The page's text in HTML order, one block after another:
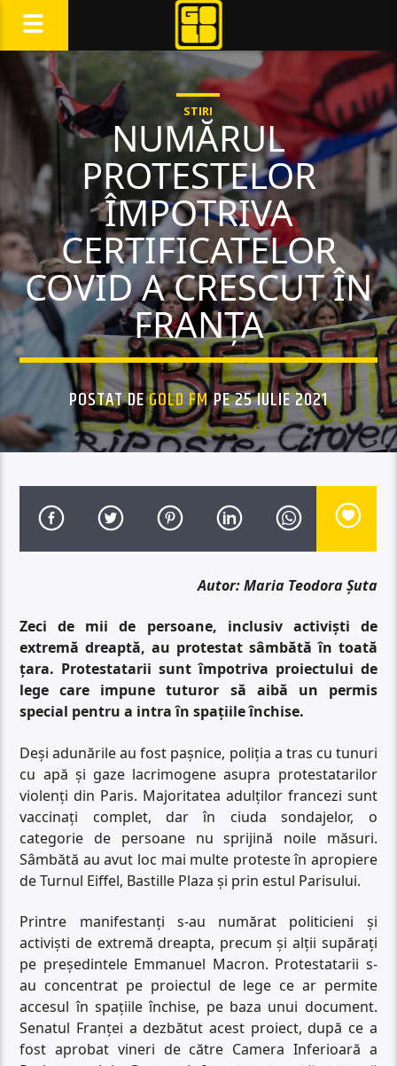
STIRI
NUMĂRUL
PROTESTELOR
ÎMPOTRIVA
CERTIFICATELOR
COVID A CRESCUT ÎN
FRANȚA
POSTAT DEGOLD FMPE 25 IULIE 2021
Autor: Maria Teodora Șuta
Zeci de mii de persoane, inclusiv activiști de
extremă dreaptă, au protestat sâmbătă în toată
țara. Protestatarii sunt împotriva proiectului de
lege care impune tuturor să aibă un permis
special pentru a intra în spațiile închise.
Deși adunările au fost pașnice, poliția a tras cu tunuri
cu apă și gaze lacrimogene asupra protestatarilor
violenți din Paris. Majoritatea adulților francezi sunt
vaccinați complet, dar în ciuda sondajelor, o
categorie de persoane nu sprijină noile măsuri.
Sâmbătă au avut loc mai multe proteste în apropiere
de Turnul Eiffel, Bastille Plaza și prin estul Parisului.
Printre manifestanți s-au numărat politicieni și
activiști de extremă dreapta, precum și alții supărați
pe președintele Emmanuel Macron. Protestatarii s-
au concentrat pe proiectul de lege ce ar permite
accesul în spațiile închise, pe baza unui document.
Senatul Franței a dezbătut acest proiect, după ce a
fost aprobat vineri de către Camera Inferioară a